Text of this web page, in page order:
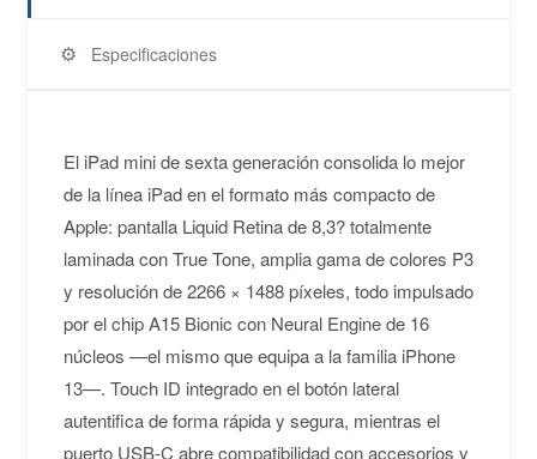
⚙️ Especificaciones
El iPad mini de sexta generación consolida lo mejor
de la línea iPad en el formato más compacto de
Apple: pantalla Liquid Retina de 8,3? totalmente
laminada con True Tone, amplia gama de colores P3
y resolución de 2266 × 1488 píxeles, todo impulsado
por el chip A15 Bionic con Neural Engine de 16
núcleos —el mismo que equipa a la familia iPhone
13—. Touch ID integrado en el botón lateral
autentifica de forma rápida y segura, mientras el
puerto USB-C abre compatibilidad con accesorios y